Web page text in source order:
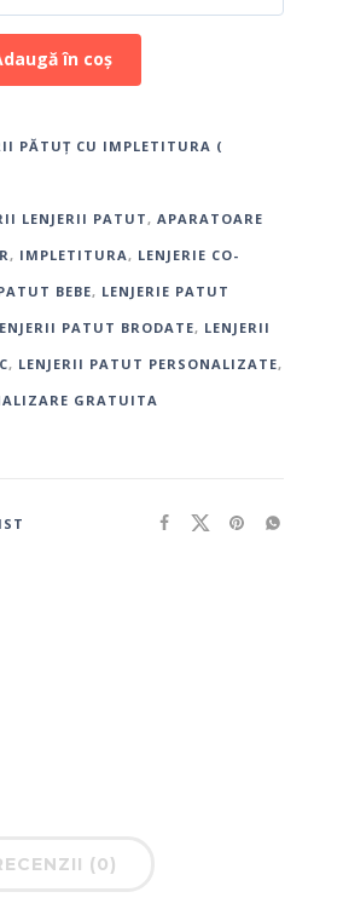
în coș
PĂTUȚ CU IMPLETITURA (
LENJERII PATUT , APARATOARE
, IMPLETITURA , LENJERIE CO-
BEBE, LENJERIE PATUT
PATUT BRODATE, LENJERII
, LENJERII PATUT PERSONALIZATE,
GRATUITA
(0)